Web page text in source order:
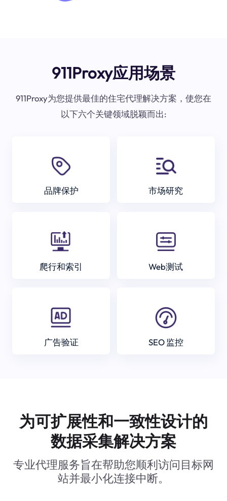
911Proxy应用场景
911Proxy为您提供最佳的住宅代理解决方案，使您在
以下六个关键领域脱颖而出:
品牌保护 市场研究
爬行和索引 Web测试
广告验证 SEO 监控
为可扩展性和一致性设计的
数据采集解决方案
专业代理服务旨在帮助您顺利访问目标网
站并最小化连接中断。